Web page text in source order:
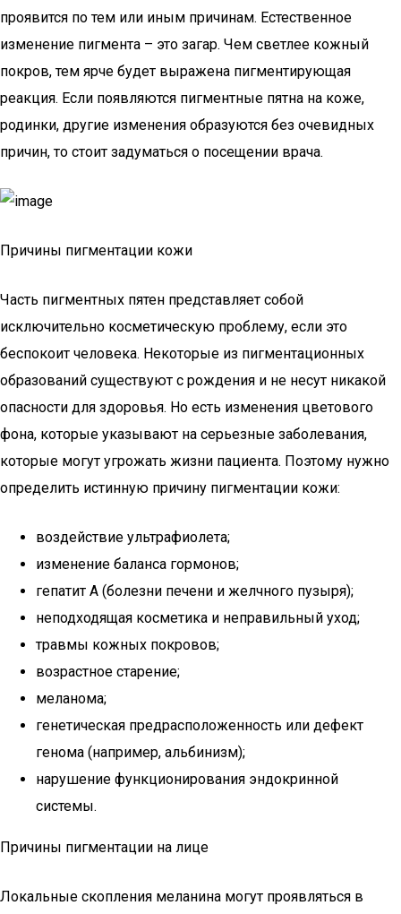
проявится по тем или иным причинам. Естественное
изменение пигмента – это загар. Чем светлее кожный
покров, тем ярче будет выражена пигментирующая
реакция. Если появляются пигментные пятна на коже,
родинки, другие изменения образуются без очевидных
причин, то стоит задуматься о посещении врача.
Причины пигментации кожи
Часть пигментных пятен представляет собой
исключительно косметическую проблему, если это
беспокоит человека. Некоторые из пигментационных
образований существуют с рождения и не несут никакой
опасности для здоровья. Но есть изменения цветового
фона, которые указывают на серьезные заболевания,
которые могут угрожать жизни пациента. Поэтому нужно
определить истинную причину пигментации кожи:
воздействие ультрафиолета;
изменение баланса гормонов;
гепатит А (болезни печени и желчного пузыря);
неподходящая косметика и неправильный уход;
травмы кожных покровов;
возрастное старение;
меланома;
генетическая предрасположенность или дефект
генома (например, альбинизм);
нарушение функционирования эндокринной
системы.
Причины пигментации на лице
Локальные скопления меланина могут проявляться в